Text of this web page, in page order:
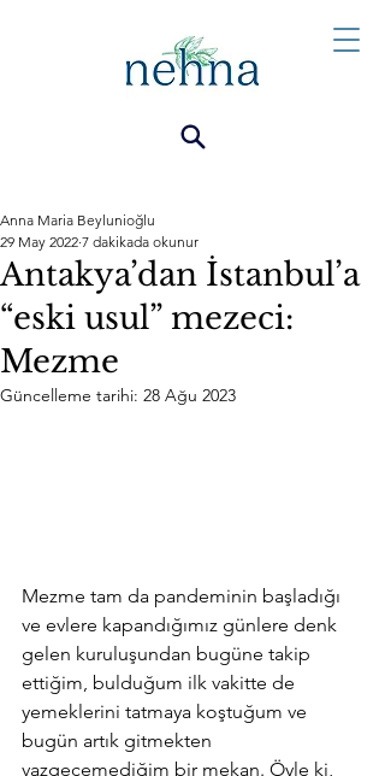
Antakya’dan İstanbul’a
“eski usul” mezeci:
Mezme
Anna Maria Beylunioğlu
29 May 2022 7 dakikada okunur
Güncelleme tarihi: 28 Ağu 2023
Mezme tam da pandeminin başladığı
ve evlere kapandığımız günlere denk
gelen kuruluşundan bugüne takip
ettiğim, bulduğum ilk vakitte de
yemeklerini tatmaya koştuğum ve
bugün artık gitmekten
vazgeçemediğim bir mekan. Öyle ki,